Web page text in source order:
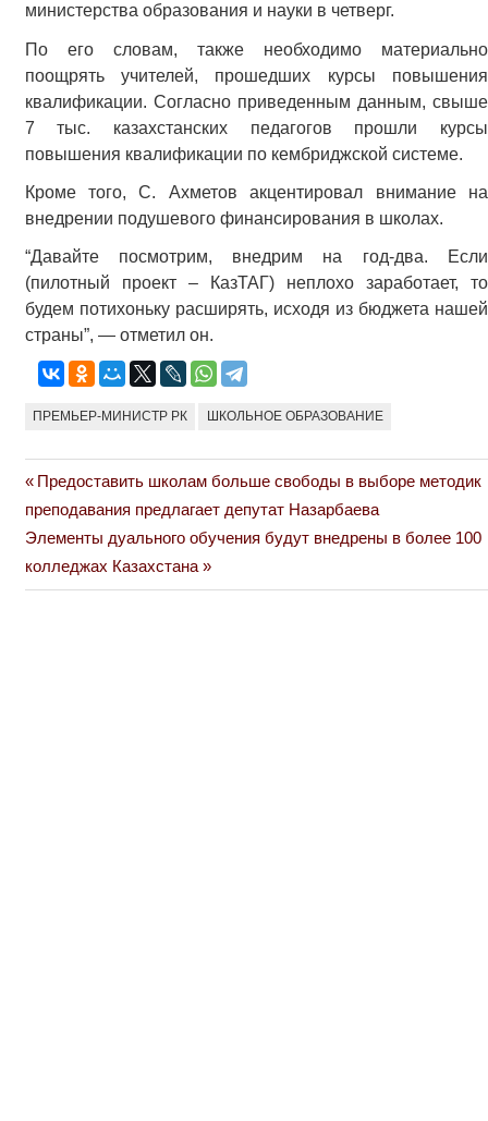
министерства образования и науки в четверг.
По его словам, также необходимо материально
поощрять учителей, прошедших курсы повышения
квалификации. Согласно приведенным данным, свыше
7 тыс. казахстанских педагогов прошли курсы
повышения квалификации по кембриджской системе.
Кроме того, С. Ахметов акцентировал внимание на
внедрении подушевого финансирования в школах.
“Давайте посмотрим, внедрим на год-два. Если
(пилотный проект – КазТАГ) неплохо заработает, то
будем потихоньку расширять, исходя из бюджета нашей
страны”, — отметил он.
ПРЕМЬЕР-МИНИСТР РК ШКОЛЬНОЕ ОБРАЗОВАНИЕ
Навигация
по
записям
Previous
Post:
Предоставить школам больше свободы в выборе методик
преподавания предлагает депутат Назарбаева
Next
Post:
Элементы дуального обучения будут внедрены в более 100
колледжах Казахстана